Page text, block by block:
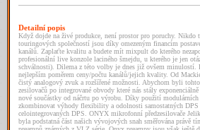
Detailní popis
Když dojde na živé produkce, není prostor pro poruchy.
touringových společností jsou díky omezeným financím
kanálů. Zaplaťte kvalitu a budete mít mixpult do kterého
profesionální live konzole laciného šmejdu, u kterého je jen
schválnosti). Dilema z této volby je dnes již ovšem
nejlepším poměrem ceny/počtu kanálů/jejich kvality. Od
čistý analogový zvuk a rozšířené možnosti. Abychom byli
zesilovačů po integrované obvody které nás stály
nové součástky od náčrtu po výrobu. Díky použití
zkombinovat výhody flexibility a odolnosti samostatných DPS
celointegrovaných DPS. ONYX mikrofonní předzesilovače
byla podstatná část našich vývojových snah směřována právě